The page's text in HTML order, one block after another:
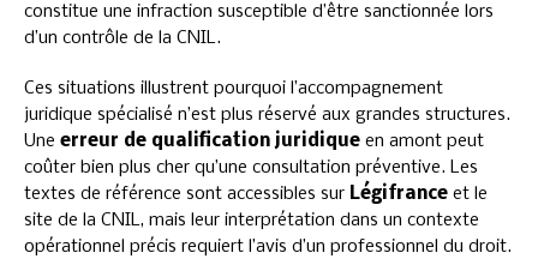
constitue une infraction susceptible d’être sanctionnée lors
d’un contrôle de la CNIL.
Ces situations illustrent pourquoi l’accompagnement
juridique spécialisé n’est plus réservé aux grandes structures.
Une erreur de qualification juridique en amont peut
coûter bien plus cher qu’une consultation préventive. Les
textes de référence sont accessibles sur Légifrance et le
site de la CNIL, mais leur interprétation dans un contexte
opérationnel précis requiert l’avis d’un professionnel du droit.